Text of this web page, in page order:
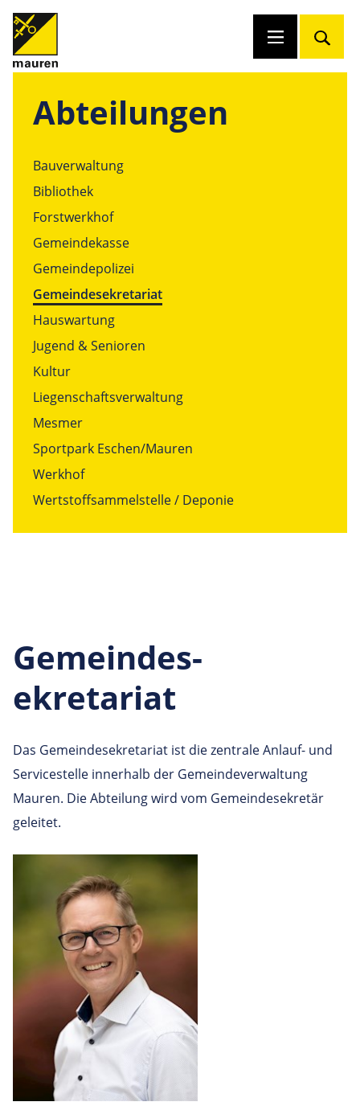
Abteilungen
Bauverwaltung
Bibliothek
Forstwerkhof
Gemeindekasse
Gemeindepolizei
Gemeindesekretariat
Hauswartung
Jugend & Senioren
Kultur
Liegenschaftsverwaltung
Mesmer
Sportpark Eschen/Mauren
Werkhof
Wertstoffsammelstelle / Deponie
Gemeindes­
ekretariat
Das Gemeindesekretariat ist die zentrale Anlauf- und
Servicestelle innerhalb der Gemeindeverwaltung
Mauren. Die Abteilung wird vom Gemeindesekretär
geleitet.